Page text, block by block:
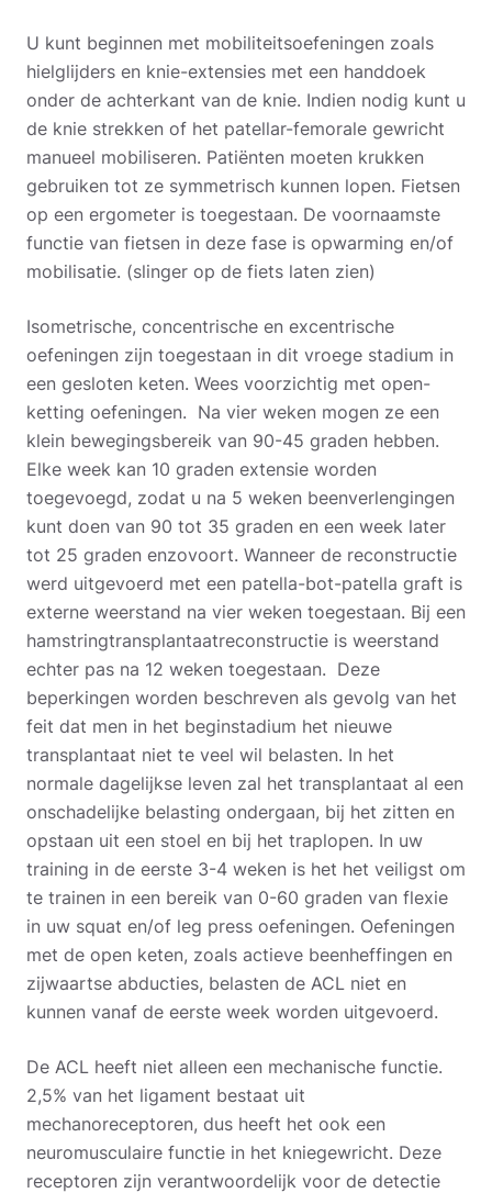
U kunt beginnen met mobiliteitsoefeningen zoals
hielglijders en knie-extensies met een handdoek
onder de achterkant van de knie. Indien nodig kunt u
de knie strekken of het patellar-femorale gewricht
manueel mobiliseren. Patiënten moeten krukken
gebruiken tot ze symmetrisch kunnen lopen. Fietsen
op een ergometer is toegestaan. De voornaamste
functie van fietsen in deze fase is opwarming en/of
mobilisatie. (slinger op de fiets laten zien)
Isometrische, concentrische en excentrische
oefeningen zijn toegestaan in dit vroege stadium in
een gesloten keten. Wees voorzichtig met open-
ketting oefeningen. Na vier weken mogen ze een
klein bewegingsbereik van 90-45 graden hebben.
Elke week kan 10 graden extensie worden
toegevoegd, zodat u na 5 weken beenverlengingen
kunt doen van 90 tot 35 graden en een week later
tot 25 graden enzovoort. Wanneer de reconstructie
werd uitgevoerd met een patella-bot-patella graft is
externe weerstand na vier weken toegestaan. Bij een
hamstringtransplantaatreconstructie is weerstand
echter pas na 12 weken toegestaan. Deze
beperkingen worden beschreven als gevolg van het
feit dat men in het beginstadium het nieuwe
transplantaat niet te veel wil belasten. In het
normale dagelijkse leven zal het transplantaat al een
onschadelijke belasting ondergaan, bij het zitten en
opstaan uit een stoel en bij het traplopen. In uw
training in de eerste 3-4 weken is het het veiligst om
te trainen in een bereik van 0-60 graden van flexie
in uw squat en/of leg press oefeningen. Oefeningen
met de open keten, zoals actieve beenheffingen en
zijwaartse abducties, belasten de ACL niet en
kunnen vanaf de eerste week worden uitgevoerd.
De ACL heeft niet alleen een mechanische functie.
2,5% van het ligament bestaat uit
mechanoreceptoren, dus heeft het ook een
neuromusculaire functie in het kniegewricht. Deze
receptoren zijn verantwoordelijk voor de detectie